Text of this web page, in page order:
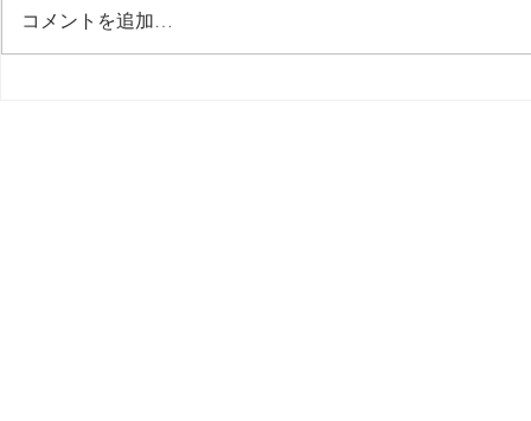
最後の日記です
コメントを追加…